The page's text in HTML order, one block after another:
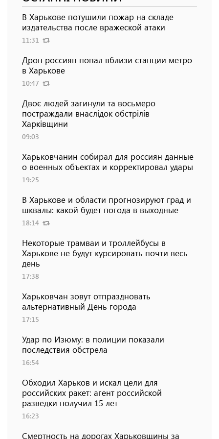
В Харькове потушили пожар на складе
издательства после вражеской атаки
11:31
Дрон россиян попал вблизи станции метро
в Харькове
10:47
Двоє людей загинули та восьмеро
постраждали внаслідок обстрілів
Харківщини
09:03
Харьковчанин собирал для россиян данные
о военных объектах и ​​корректировал удары
19:25
В Харькове и области прогнозируют град и
шквалы: какой будет погода в выходные
18:14
Некоторые трамваи и троллейбусы в
Харькове не будут курсировать почти весь
день
17:38
Харьковчан зовут отпраздновать
альтернативный День города
17:15
Удар по Изюму: в полиции показали
последствия обстрела
16:54
Обходил Харьков и искал цели для
российских ракет: агент российской
разведки получил 15 лет
16:23
Смертность на дорогах Харьковщины за